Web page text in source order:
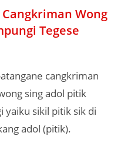
ing ndhuwur kalebu
utawa plesetan
Jawa) diatas
utawa cangkriman
batangane ngemu
ukara sing muni.